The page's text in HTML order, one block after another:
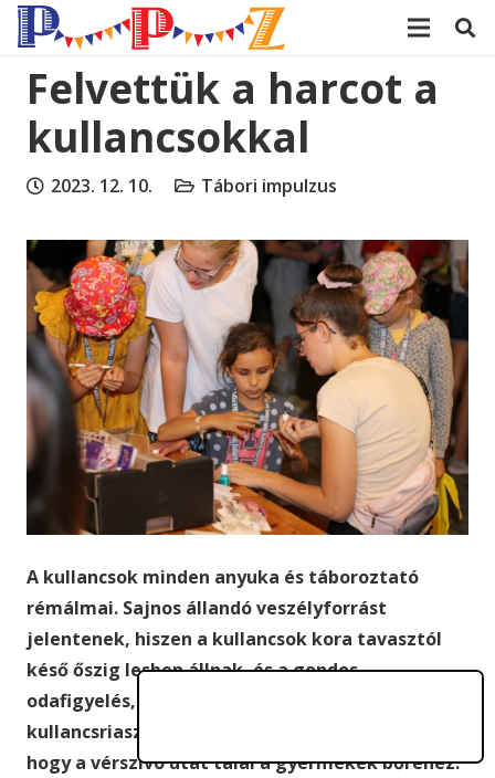
Felvettük a harcot a
kullancsokkal
2023. 12. 10. Tábori impulzus
A kullancsok minden anyuka és táboroztató
rémálmai. Sajnos állandó veszélyforrást
jelentenek, hiszen a kullancsok kora tavasztól
késő őszig lesben állnak, és a gondos
odafigyelés, a zárt ruházat, valamint a
kullancsriasztó spray-k ellenére is előfordulhat,
hogy a vérszívó utat talál a gyermekek bőréhez.
modal-check